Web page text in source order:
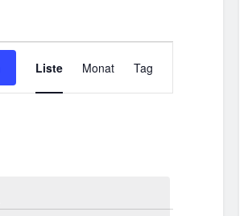
Ansichten-
Navigation
Liste Monat Tag